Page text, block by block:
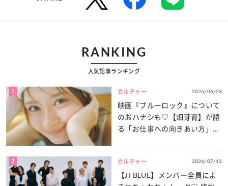
RANKING
人気記事ランキング
1 カルチャー 2026/06/23
映画『ブルーロック』について
のおハナシも♡【畑芽育】が語
る「お仕事への向きあい方」と
2 カルチャー 2026/07/13
【JI BLUE】メンバー全員によ